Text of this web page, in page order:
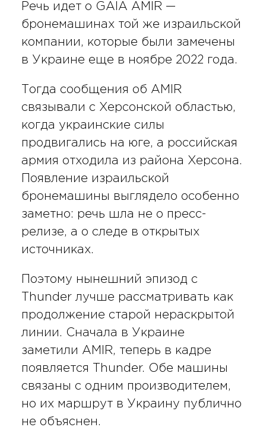
Речь идет о GAIA AMIR —
бронемашинах той же израильской
компании, которые были замечены
в Украине еще в ноябре 2022 года.
Тогда сообщения об AMIR
связывали с Херсонской областью,
когда украинские силы
продвигались на юге, а российская
армия отходила из района Херсона.
Появление израильской
бронемашины выглядело особенно
заметно: речь шла не о пресс-
релизе, а о следе в открытых
источниках.
Поэтому нынешний эпизод с
Thunder лучше рассматривать как
продолжение старой нераскрытой
линии. Сначала в Украине
заметили AMIR, теперь в кадре
появляется Thunder. Обе машины
связаны с одним производителем,
но их маршрут в Украину публично
не объяснен.